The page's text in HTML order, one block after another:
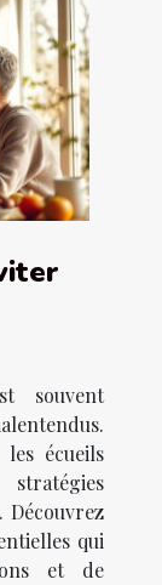
souvent
écueils
Découvrez
qui
et de